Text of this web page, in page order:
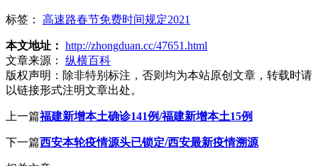
标签： 高速路春节免费时间规定2021
本文地址： http://zhongduan.cc/47651.html
文章来源：
纵横百科
版权声明： 除非特别标注，否则均为本站原创文章，转载时请
以链接形式注明文章出处。
上一篇福建新增本土确诊141例/福建新增本土15例
下一篇西安本轮疫情源头已锁定/西安最新疫情溯源